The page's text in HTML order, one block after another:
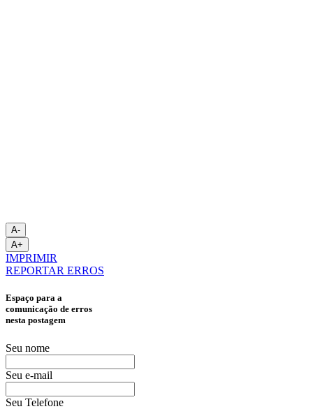
A-
A+
IMPRIMIR
REPORTAR ERROS
Espaço para a
comunicação de erros
nesta postagem
Seu nome
Seu e-mail
Seu Telefone